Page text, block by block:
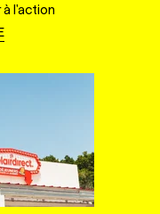
à l'action